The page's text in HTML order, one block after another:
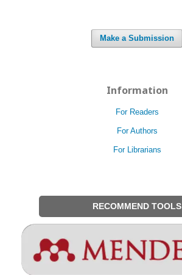
Make a Submission
Information
For Readers
For Authors
For Librarians
RECOMMEND TOOLS